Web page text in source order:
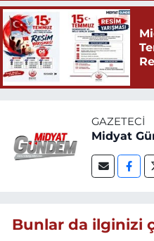
GAZETECI
Midyat
Bunlar da ilginizi